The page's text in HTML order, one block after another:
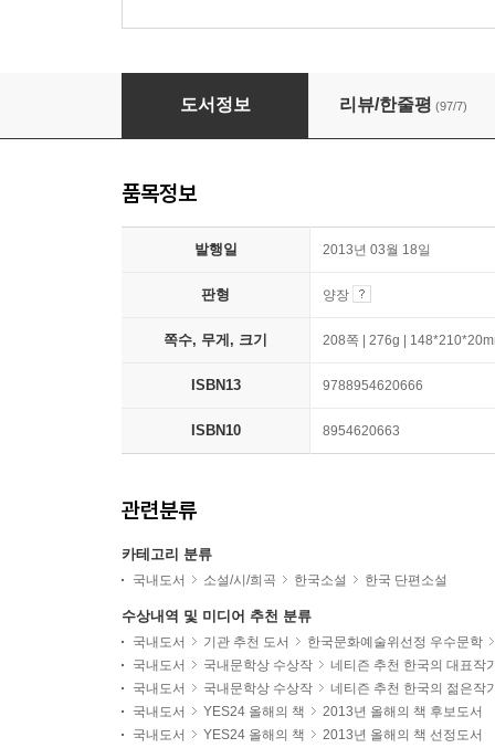
달에게 들려주고 싶은 이야기
도서정보 리뷰/한줄평 (97/7)
품목정보
발행일 2013년 03월 18일
판형 양장
쪽수, 무게, 크기 208쪽 | 276g |
ISBN13 9788954620666
ISBN10 8954620663
관련분류
카테고리 분류
국내도서 소설/시/희곡 한국소설 한국 단편소설
수상내역 및 미디어 추천 분류
국내도서 기관 추천 도서
한국문화예술위선정 우수문학
국내도서
국내문학상 수상작
네티즌 추천 한국의 대표작
국내도서
국내문학상 수상작
네티즌 추천 한국의 젊은작
국내도서
YES24 올해의 책
2013년 올해의 책 후보도서
국내도서
YES24 올해의 책 2013년 올해의 책 선정도서